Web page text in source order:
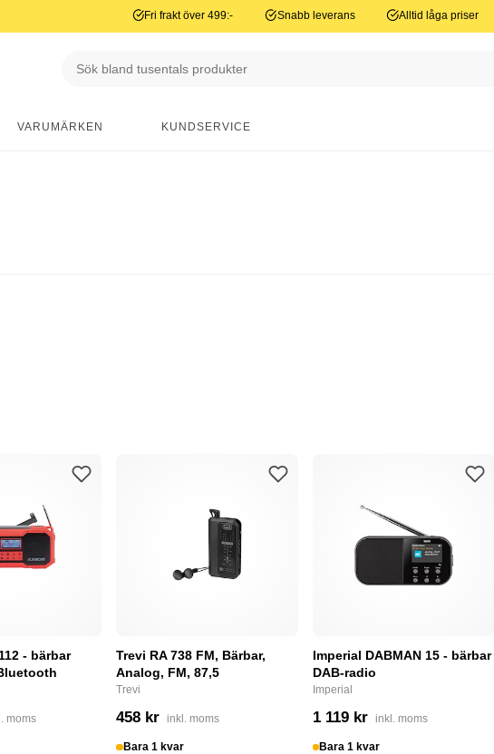
Fri frakt över 499:- Snabb leverans Alltid låga priser
VARUMÄRKEN KUNDSERVICE
- bärbar
moms
Trevi RA 738 FM, Bärbar,
Analog, FM, 87,5
Trevi
458 kr inkl. moms
Bara 1 kvar
Imperial DABMAN 15 - bärbar
DAB-radio
Imperial
1 119 kr inkl. moms
Bara 1 kvar